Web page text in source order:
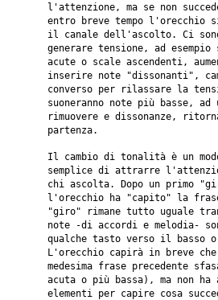
l'attenzione, ma se non
entro breve tempo l'orecchio
il canale dell'ascolto. Ci
generare tensione, ad esempio
acute o scale ascendenti,
inserire note "dissonanti",
converso per rilassare la
suoneranno note più basse, ad
rimuovere e dissonanze,
partenza.
Il cambio di tonalità è un
semplice di attrarre
chi ascolta. Dopo un primo
l'orecchio ha "capito" la
"giro" rimane tutto uguale
note -di accordi e melodia-
qualche tasto verso il basso
L'orecchio capirà in breve
medesima frase precedente
acuta o più bassa), ma non ha
elementi per capire cosa